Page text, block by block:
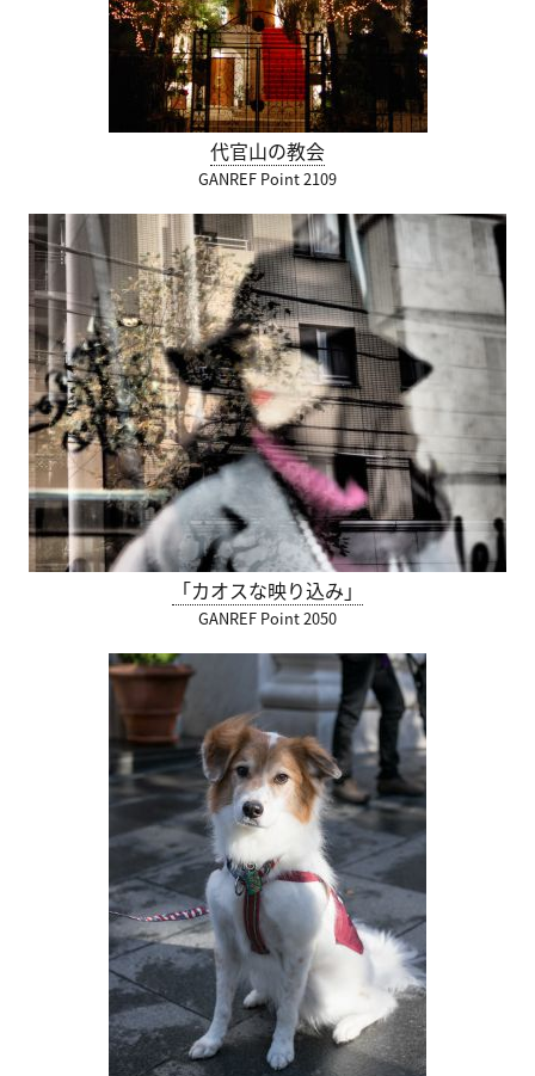
代官山の教会
GANREF Point 2109
「カオスな映り込み」
GANREF Point 2050